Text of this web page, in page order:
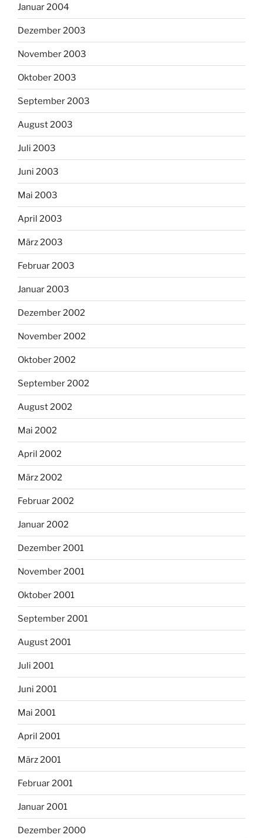
Januar 2004
Dezember 2003
November 2003
Oktober 2003
September 2003
August 2003
Juli 2003
Juni 2003
Mai 2003
April 2003
März 2003
Februar 2003
Januar 2003
Dezember 2002
November 2002
Oktober 2002
September 2002
August 2002
Mai 2002
April 2002
März 2002
Februar 2002
Januar 2002
Dezember 2001
November 2001
Oktober 2001
September 2001
August 2001
Juli 2001
Juni 2001
Mai 2001
April 2001
März 2001
Februar 2001
Januar 2001
Dezember 2000